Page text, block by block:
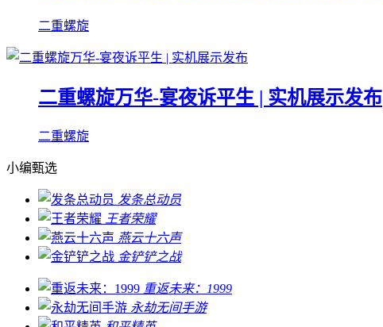
二重螺旋
二重螺旋万华-宴夜诉平生 | 实机展示发布
二重螺旋
小编甄选
发条总动员
王者荣耀
燕云十六声
金铲铲之战
重返未来：1999
永劫无间手游